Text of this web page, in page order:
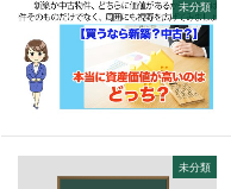
未分類
未分類